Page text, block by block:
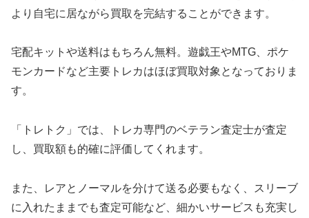
より自宅に居ながら買取を完結することができます。
宅配キットや送料はもちろん無料。遊戯王やMTG、ポケ
モンカードなど主要トレカはほぼ買取対象となっておりま
す。
「トレトク」では、トレカ専門のベテラン査定士が査定
し、買取額も的確に評価してくれます。
また、レアとノーマルを分けて送る必要もなく、スリーブ
に入れたままでも査定可能など、細かいサービスも充実し